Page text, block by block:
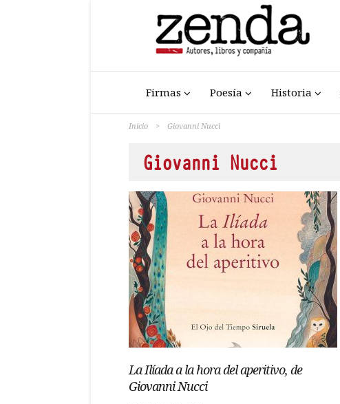
Firmas Poesía Historia
Inicio > Giovanni Nucci
Giovanni Nucci
La Ilíada a la hora del aperitivo, de
Giovanni Nucci